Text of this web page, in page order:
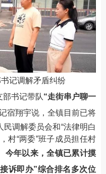
记调解矛盾纠纷
书记带队“走街串户聊一
宿翔宇说，全镇目前已将
调解委员会和“法律明白
村“两委”班子成员担任村
今年以来，全镇已累计摸
诉即办”综合排名多次位